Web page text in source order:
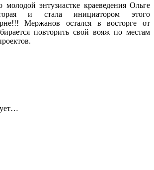
молодой энтузиастке краеведения Ольге
и стала инициатором этого
Мержанов остался в восторге от
повторить свой вояж по местам